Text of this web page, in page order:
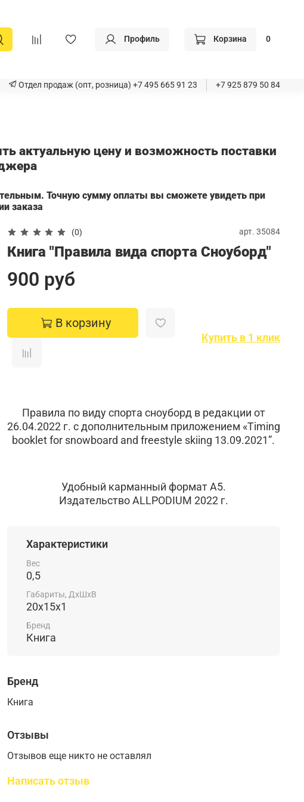
Профиль Корзина 0
Отдел продаж (опт, розница) +7 495 665 91 23 +7 925 879 50 84
актуальную цену и возможность поставки
Точную сумму оплаты вы сможете увидеть при
заказа
(0) арт. 35084
Книга "Правила вида спорта Сноуборд"
900 руб
В корзину
Купить в 1 клик
Правила по виду спорта сноуборд в редакции от
26.04.2022 г. с дополнительным приложением «Timing
booklet for snowboard and freestyle skiing 13.09.2021”.
Удобный карманный формат А5.
Издательство ALLPODIUM 2022 г.
Характеристики
Вес
0,5
Габариты, ДхШхВ
20x15x1
Бренд
Книга
Бренд
Книга
Отзывы
Отзывов еще никто не оставлял
Написать отзыв